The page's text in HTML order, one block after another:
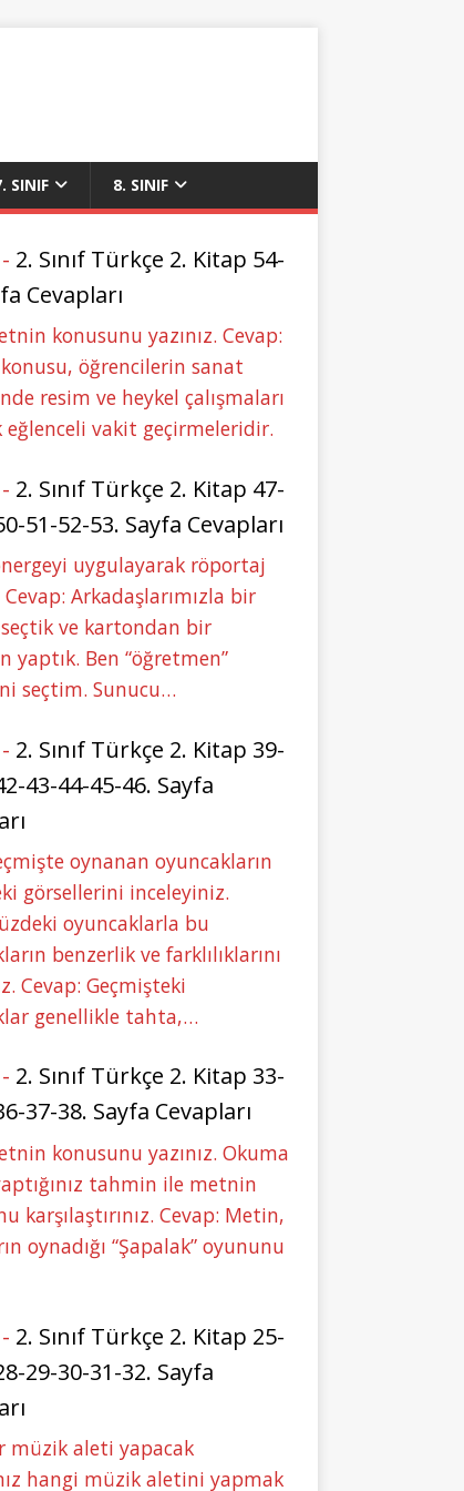
SINIF 8. SINIF
- 2. Sınıf Türkçe 2. Kitap 54-
Cevapları
konusunu yazınız. Cevap:
öğrencilerin sanat
resim ve heykel çalışmaları
eğlenceli vakit geçirmeleridir.
- 2. Sınıf Türkçe 2. Kitap 47-
51-52-53. Sayfa Cevapları
uygulayarak röportaj
Cevap: Arkadaşlarımızla bir
ve kartondan bir
yaptık. Ben “öğretmen”
seçtim. Sunucu…
- 2. Sınıf Türkçe 2. Kitap 39-
43-44-45-46. Sayfa
oynanan oyuncakların
görsellerini inceleyiniz.
oyuncaklarla bu
benzerlik ve farklılıklarını
Cevap: Geçmişteki
genellikle tahta,…
- 2. Sınıf Türkçe 2. Kitap 33-
37-38. Sayfa Cevapları
konusunu yazınız. Okuma
tahmin ile metnin
karşılaştırınız. Cevap: Metin,
oynadığı “Şapalak” oyununu
- 2. Sınıf Türkçe 2. Kitap 25-
29-30-31-32. Sayfa
müzik aleti yapacak
hangi müzik aletini yapmak